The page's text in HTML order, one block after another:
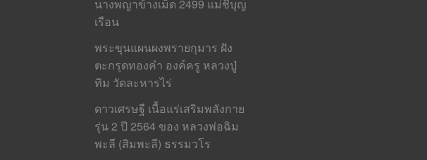
นางพญาข้างเม็ด 2499 แม่ชีบุญ
เรือน
พระขุนแผนผงพรายกุมาร ฝัง
ตะกรุดทองคำ องค์ครู หลวงปู่
ทิม วัดละหารไร่
ดาวเศรษฐี เนื้อแร่เสริมพลังกาย
รุ่น 2 ปี 2564 ของ หลวงพ่อฉิม
พะลี (สิมพะลี) ธรรมวโร